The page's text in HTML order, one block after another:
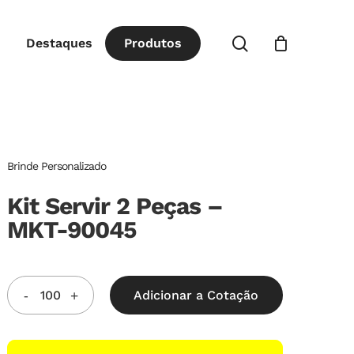
Destaques Produtos procurar
Brinde Personalizado
Kit Servir 2 Peças –
MKT-90045
Adicionar a Cotação